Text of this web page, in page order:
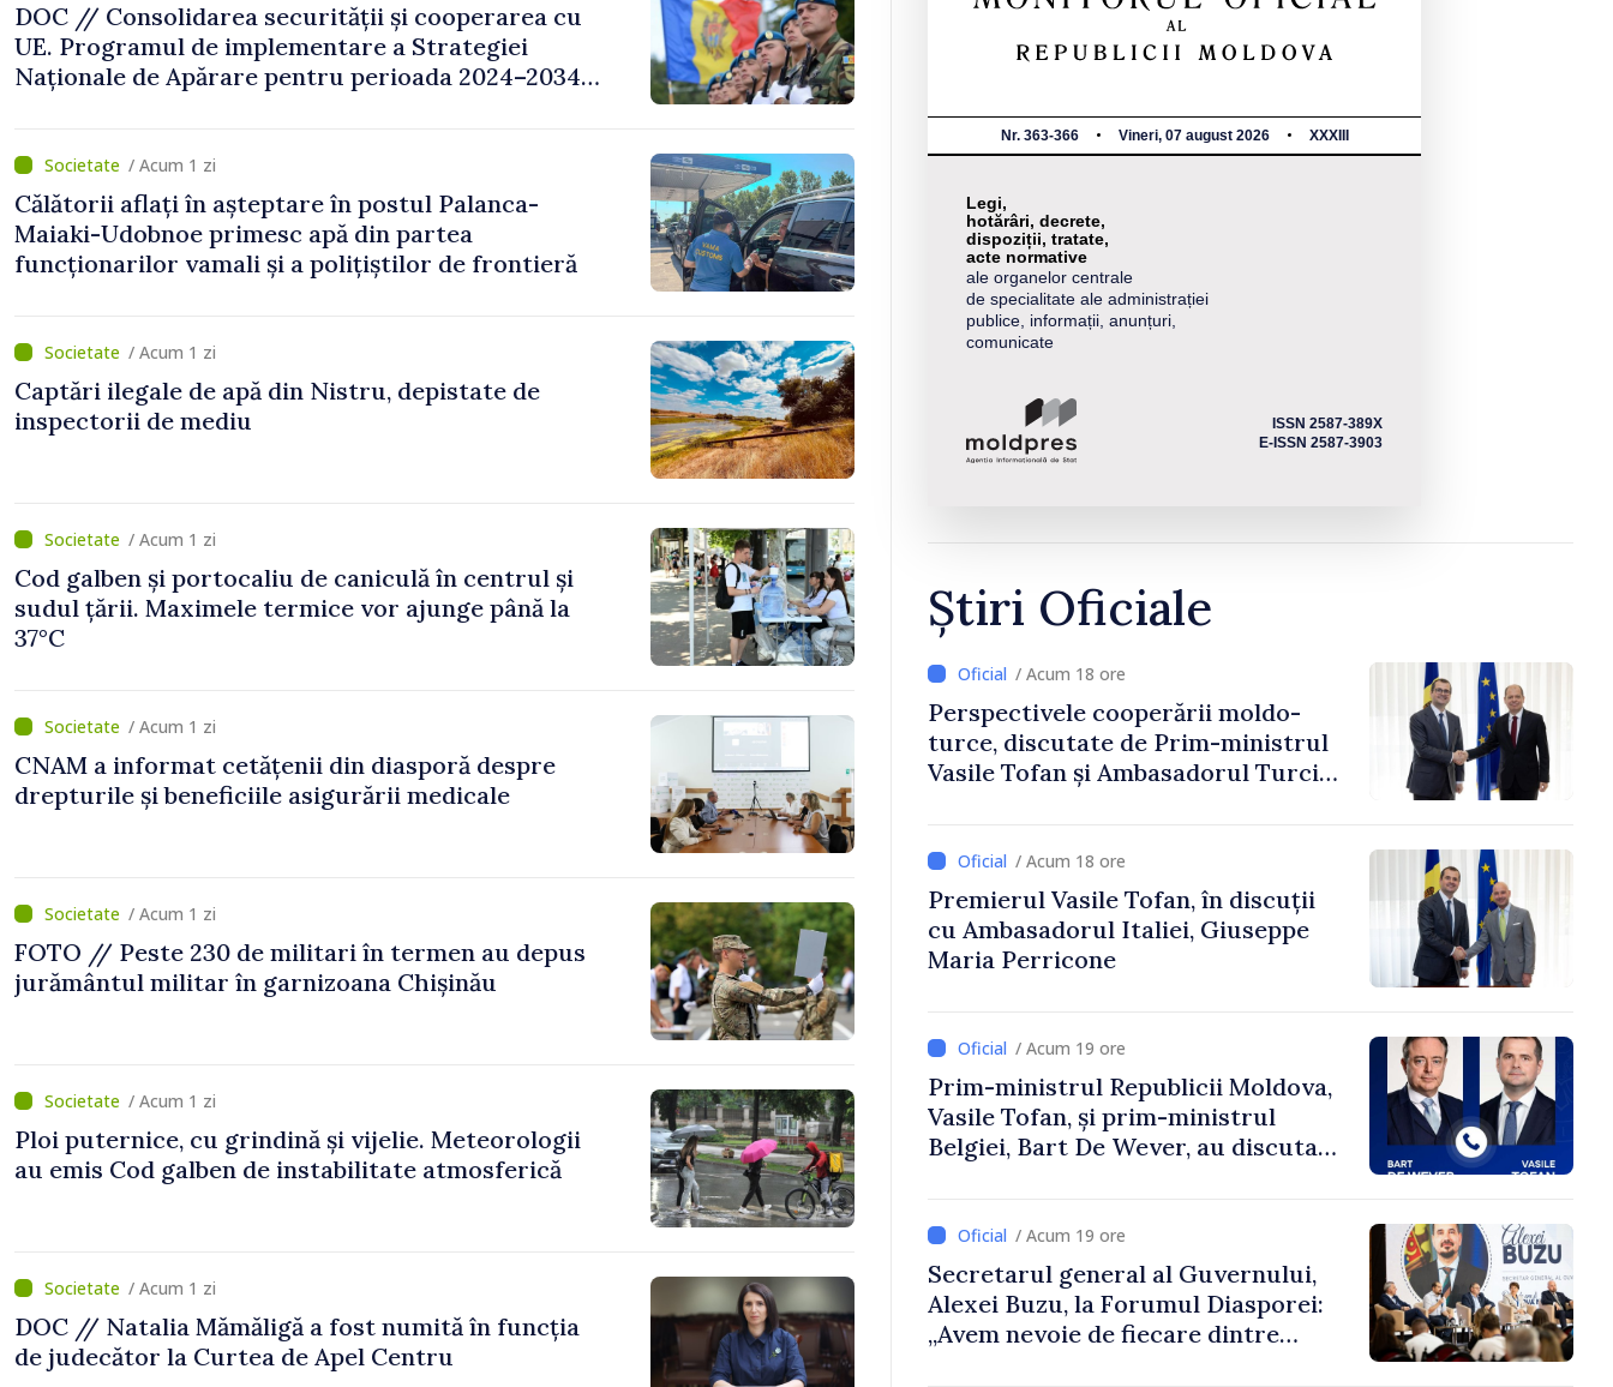
DOC // Consolidarea securității și cooperarea cu
UE. Programul de implementare a Strategiei
Naționale de Apărare pentru perioada 2024–2034,
/ Acum 1 zi
Călătorii aflați în așteptare în postul Palanca-
Maiaki-Udobnoe primesc apă din partea
funcționarilor vamali și a polițiștilor de frontieră
/ Acum 1 zi
Captări ilegale de apă din Nistru, depistate de
inspectorii de mediu
/ Acum 1 zi
Cod galben și portocaliu de caniculă în centrul și
sudul țării. Maximele termice vor ajunge până la
37°C
/ Acum 1 zi
CNAM a informat cetățenii din diasporă despre
drepturile și beneficiile asigurării medicale
/ Acum 1 zi
FOTO // Peste 230 de militari în termen au depus
jurământul militar în garnizoana Chișinău
/ Acum 1 zi
Ploi puternice, cu grindină și vijelie. Meteorologii
au emis Cod galben de instabilitate atmosferică
/ Acum 1 zi
DOC // Natalia Mămăligă a fost numită în funcția
de judecător la Curtea de Apel Centru
Nr. 363-366 Vineri, 07 august 2026 XXXIII
Legi,
hotărâri, decrete,
dispoziții, tratate,
acte normative
ale organelor centrale
de specialitate ale administrației
publice, informații, anunțuri,
comunicate
ISSN 2587-389X
E-ISSN 2587-3903
Știri Oficiale
/ Acum 18 ore
Perspectivele cooperării moldo-
turce, discutate de Prim-ministrul
Vasile Tofan și Ambasadorul Turciei,
/ Acum 18 ore
Premierul Vasile Tofan, în discuții
cu Ambasadorul Italiei, Giuseppe
Maria Perricone
/ Acum 19 ore
Prim-ministrul Republicii Moldova,
Vasile Tofan, și prim-ministrul
Belgiei, Bart De Wever, au discutat
/ Acum 19 ore
Secretarul general al Guvernului,
Alexei Buzu, la Forumul Diasporei:
„Avem nevoie de fiecare dintre